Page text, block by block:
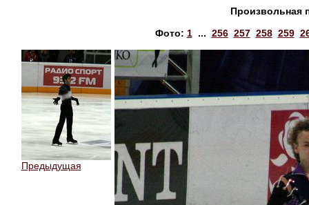
Произвольная
Фото: 1... 256 257 258 259
Предыдущая